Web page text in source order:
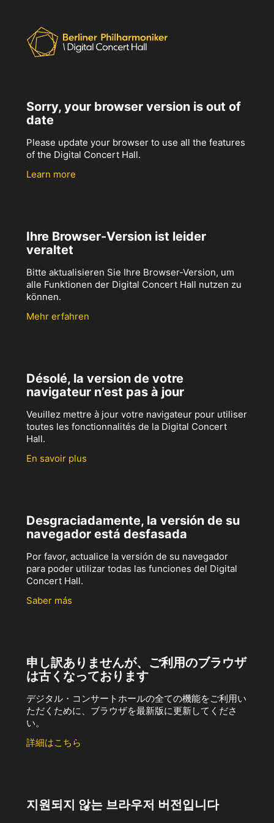
Sorry, your browser version is out of
date
Please update your browser to use all the features
of the Digital Concert Hall.
Learn more
Ihre Browser-Version ist leider
veraltet
Bitte aktualisieren Sie Ihre Browser-Version, um
alle Funktionen der Digital Concert Hall nutzen zu
können.
Mehr erfahren
Désolé, la version de votre
navigateur n’est pas à jour
Veuillez mettre à jour votre navigateur pour utiliser
toutes les fonctionnalités de la Digital Concert
Hall.
En savoir plus
Desgraciadamente, la versión de su
navegador está desfasada
Por favor, actualice la versión de su navegador
para poder utilizar todas las funciones del Digital
Concert Hall.
Saber más
申し訳ありませんが、ご利用のブラウザ
は古くなっております
デジタル・コンサートホールの全ての機能をご利用い
ただくために、ブラウザを最新版に更新してくださ
い。
詳細はこちら
지원되지 않는 브라우저 버전입니다